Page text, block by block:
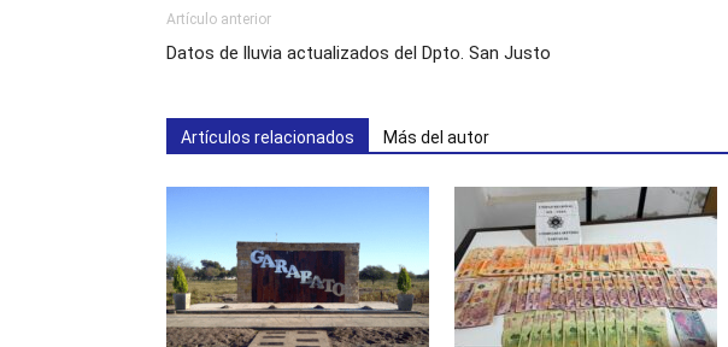
Artículo anterior
Datos de lluvia actualizados del Dpto. San Justo
Artículos relacionados Más del autor